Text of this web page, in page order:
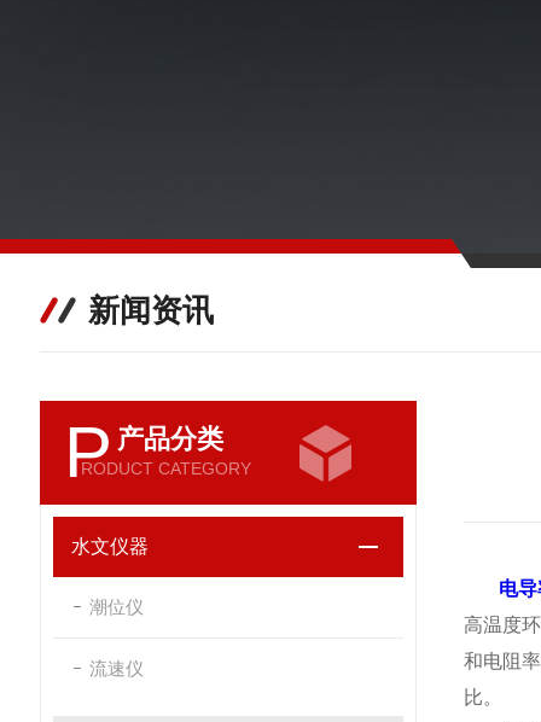
新闻资讯
P 产品分类
RODUCT CATEGORY
水文仪器
潮位仪
流速仪
电
高温度
和电阻
比。